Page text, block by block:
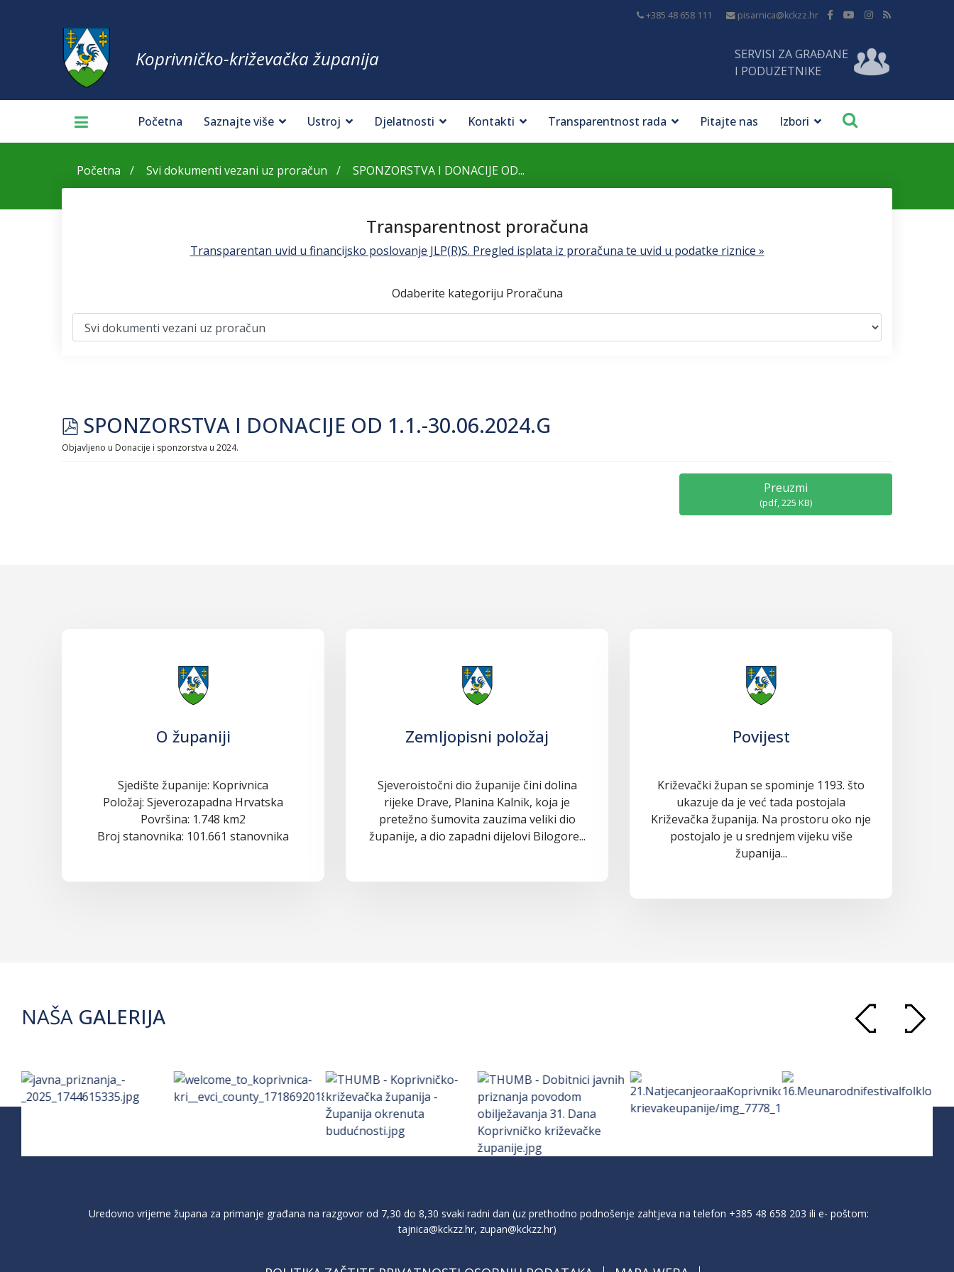
+385 48 658 111 pisarnica@kckzz.hr
Koprivničko-križevačka županija
SERVISI ZA GRAĐANE
I PODUZETNIKE
Početna Saznajte više Ustroj Djelatnosti Kontakti Transparentnost rada Pitajte nas Izbori
Početna Svi dokumenti vezani uz proračun SPONZORSTVA I DONACIJE OD...
Transparentnost proračuna
Transparentan uvid u financijsko poslovanje JLP(R)S. Pregled isplata iz proračuna te uvid u podatke riznice »
Odaberite kategoriju Proračuna
pdf
SPONZORSTVA I DONACIJE OD 1.1.-30.06.2024.G
Objavljeno u Donacije i sponzorstva u 2024.
Preuzmi
(pdf,225 KB)
O županiji
Sjedište županije: Koprivnica
Položaj: Sjeverozapadna Hrvatska
Površina: 1.748 km2
Broj stanovnika: 101.661 stanovnika
Zemljopisni položaj
Sjeveroistočni dio županije čini dolina
rijeke Drave, Planina Kalnik, koja je
pretežno šumovita zauzima veliki dio
županije, a dio zapadni dijelovi Bilogore...
Povijest
Križevački župan se spominje 1193. što
ukazuje da je već tada postojala
Križevačka županija. Na prostoru oko nje
postojalo je u srednjem vijeku više
županija...
NAŠA GALERIJA
Uredovno vrijeme župana za primanje građana na razgovor od 7,30 do 8,30 svaki radni dan (uz prethodno podnošenje zahtjeva na telefon +385 48 658 203 ili e- poštom:
tajnica@kckzz.hr, zupan@kckzz.hr)